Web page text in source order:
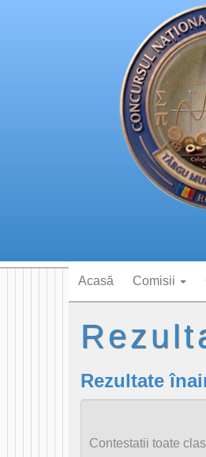
Acasă Comisii
Rezultate
Contestatii toate